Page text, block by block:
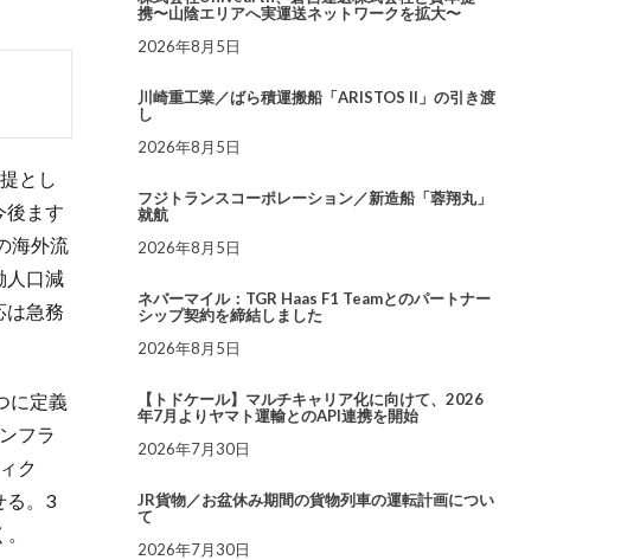
とし
後ます
海外流
人口減
は急務
に定義
フラ
ク
る。3
携〜山陰エリアへ実運送ネットワークを拡大〜
2026年8月5日
川崎重工業／ばら積運搬船「ARISTOS II」の引き渡
し
2026年8月5日
フジトランスコーポレーション／新造船「蓉翔丸」
就航
2026年8月5日
ネバーマイル：TGR Haas F1 Teamとのパートナー
シップ契約を締結しました
2026年8月5日
【トドケール】マルチキャリア化に向けて、2026
年7月よりヤマト運輸とのAPI連携を開始
2026年7月30日
JR貨物／お盆休み期間の貨物列車の運転計画につい
て
2026年7月30日